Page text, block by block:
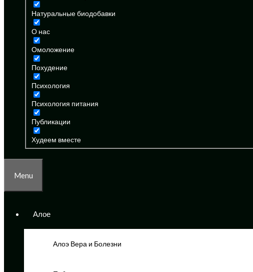
Натуральные биодобавки
О нас
Омоложение
Похудение
Психология
Психология питания
Публикации
Худеем вместе
Menu
Алое
Алоэ Вера и Болезни